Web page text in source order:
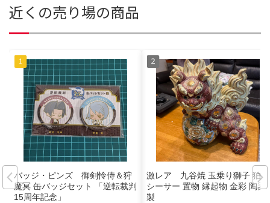
近くの売り場の商品
バッジ・ピンズ 御剣怜侍＆狩
魔冥 缶バッジセット 「逆転裁判
15周年記念」
激レア 九谷焼 玉乗り獅子 狛犬
シーサー 置物 縁起物 金彩 陶器
製